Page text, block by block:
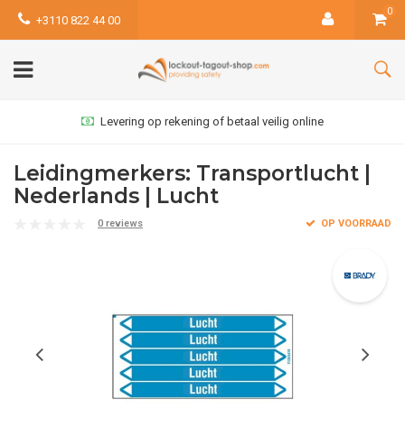
+3110 822 44 00
0
Levering op rekening of betaal veilig online
Leidingmerkers: Transportlucht |
Nederlands | Lucht
0 reviews OP VOORRAAD